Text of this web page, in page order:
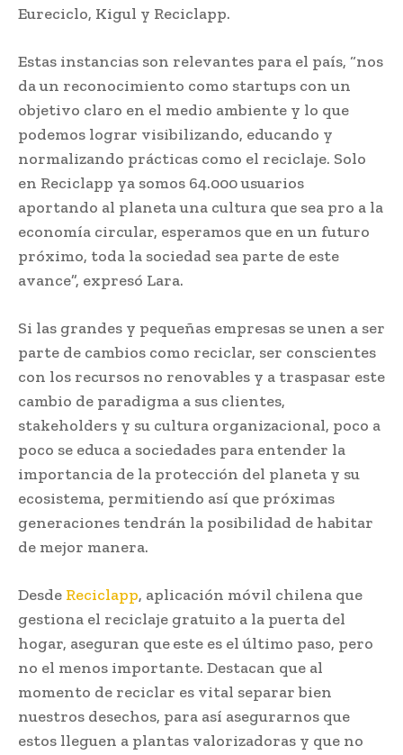
Eureciclo, Kigul y Reciclapp.
Estas instancias son relevantes para el país, “nos
da un reconocimiento como startups con un
objetivo claro en el medio ambiente y lo que
podemos lograr visibilizando, educando y
normalizando prácticas como el reciclaje. Solo
en Reciclapp ya somos 64.000 usuarios
aportando al planeta una cultura que sea pro a la
economía circular, esperamos que en un futuro
próximo, toda la sociedad sea parte de este
avance”, expresó Lara.
Si las grandes y pequeñas empresas se unen a ser
parte de cambios como reciclar, ser conscientes
con los recursos no renovables y a traspasar este
cambio de paradigma a sus clientes,
stakeholders y su cultura organizacional, poco a
poco se educa a sociedades para entender la
importancia de la protección del planeta y su
ecosistema, permitiendo así que próximas
generaciones tendrán la posibilidad de habitar
de mejor manera.
Desde Reciclapp, aplicación móvil chilena que
gestiona el reciclaje gratuito a la puerta del
hogar, aseguran queeste es el último paso, pero
no el menos importante. Destacan que al
momento de reciclar es vital separar bien
nuestros desechos, para así asegurarnos que
estos lleguen a plantas valorizadoras y que no